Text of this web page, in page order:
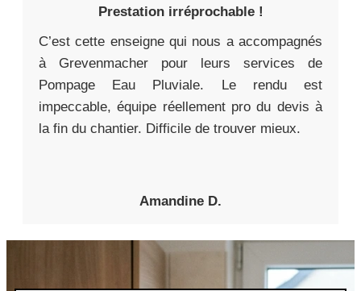
Prestation irréprochable !
C’est cette enseigne qui nous a accompagnés
à Grevenmacher pour leurs services de
Pompage Eau Pluviale. Le rendu est
impeccable, équipe réellement pro du devis à
la fin du chantier. Difficile de trouver mieux.
Amandine D.